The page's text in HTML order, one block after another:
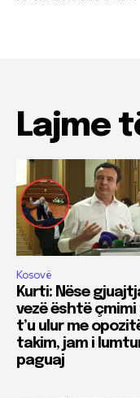
Lajme
Kosovë
Kurti: Nëse
vezë është çmimi
t’u ulur me
takim, jam i
paguaj